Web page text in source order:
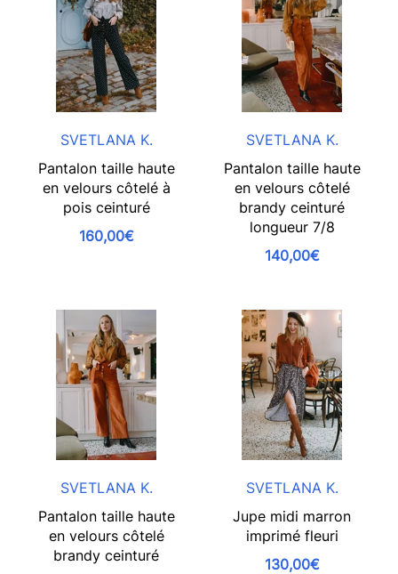
SVETLANA K.
Pantalon taille haute
en velours côtelé à
pois ceinturé
160,00€
SVETLANA K.
Pantalon taille haute
en velours côtelé
brandy ceinturé
longueur 7/8
140,00€
SVETLANA K.
Pantalon taille haute
en velours côtelé
brandy ceinturé
SVETLANA K.
Jupe midi marron
imprimé fleuri
130,00€